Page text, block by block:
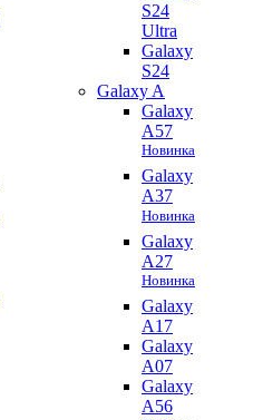
S24
Ultra
Galaxy
S24
Galaxy A
Galaxy
A57
Новинка
Galaxy
A37
Новинка
Galaxy
A27
Новинка
Galaxy
A17
Galaxy
A07
Galaxy
A56